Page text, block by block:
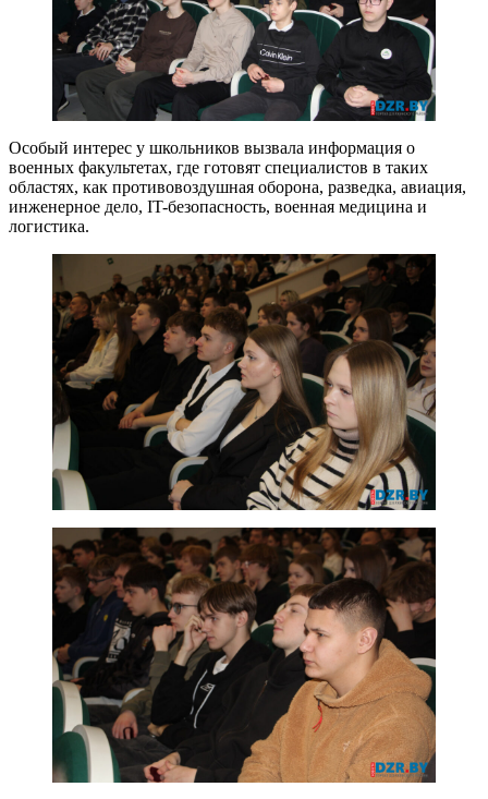
Особый интерес у школьников вызвала информация о
военных факультетах, где готовят специалистов в таких
областях, как противовоздушная оборона, разведка, авиация,
инженерное дело, IT-безопасность, военная медицина и
логистика.